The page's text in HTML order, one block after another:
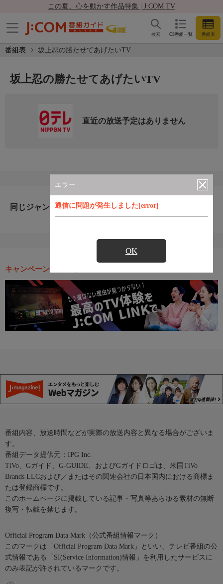
この夏、心を動かす作品特集 | J:COM TV
CS番組一覧 番組表
検索
番組表 坂上忍の勝たせてあげたいTV
エラー
通信に問題が発生しました[error]
OK
坂上忍の勝たせてあげたいTV
直近の放送予定はありません
同じジャンルのおすすめ番組
キャンペーン・お得な情報
番組内容、放送時間などが実際の放送内容と異なる場合がございま
す。
番組データ提供元：IPG Inc.
TiVo、Gガイド、G-GUIDE、およびGガイドロゴは、米国TiVo
Brands LLCおよび／またはその関連会社の日本国内における商標ま
たは登録商標です。
このホームページに掲載している記事・写真等あらゆる素材の無断
複写・転載を禁じます。
Official Program Data Mark（公式番組情報マーク）
このマークは「Official Program Data Mark」といい、テレビ番組の公
式情報である「SI(Service Information)情報」を利用したサービスに
のみ表記が許されているマークです。